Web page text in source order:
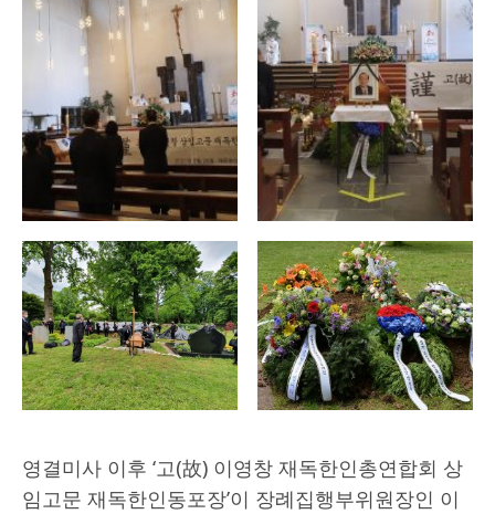
영결미사 이후 ‘고(故) 이영창 재독한인총연합회 상
임고문 재독한인동포장’이 장례집행부위원장인 이